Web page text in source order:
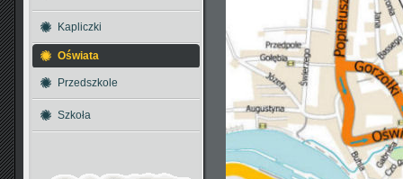
Kapliczki
Oświata
Przedszkole
Szkoła